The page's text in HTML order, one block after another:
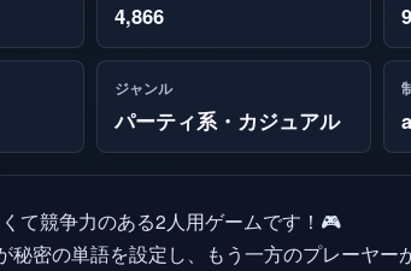
4,866
ジャンル
パーティ系・カジュアル
て競争力のある2人用ゲームです！🎮
秘密の単語を設定し、もう一方のプレーヤ